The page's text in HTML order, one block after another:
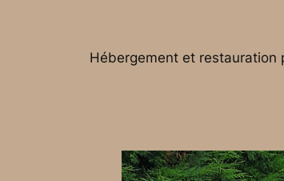
Hébergement et restauration